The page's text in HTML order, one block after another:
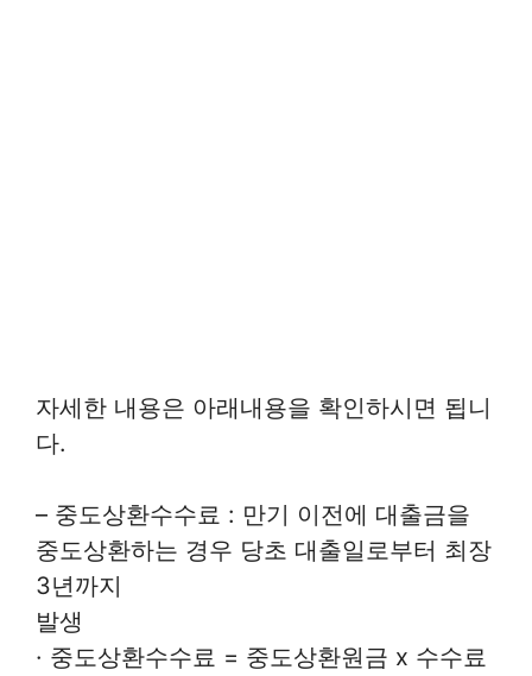
자세한 내용은 아래내용을 확인하시면 됩니
다.
– 중도상환수수료 : 만기 이전에 대출금을
중도상환하는 경우 당초 대출일로부터 최장
3년까지
발생
· 중도상환수수료 = 중도상환원금 x 수수료